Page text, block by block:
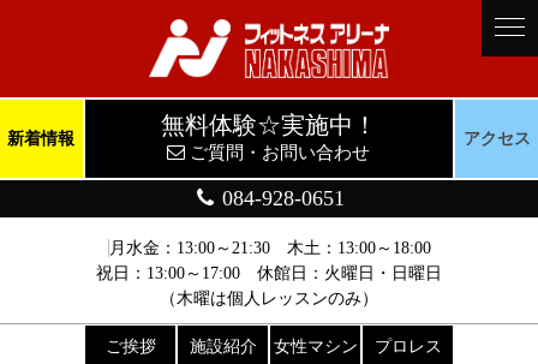
月水金：13:00～21:30 木土：13:00～18:00
祝日：13:00～17:00 休館日：火曜日・日曜日
（木曜は個人レッスンのみ）
084-928-0651
新着情報
無料体験☆実施中！
ご質問・お問い合わせ
アクセス
ご挨拶 施設紹介 女性マシン プロレス